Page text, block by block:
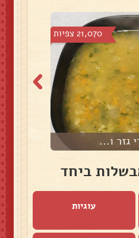
21,070 צפיות
גזר ו...
ביחד
עוגיות